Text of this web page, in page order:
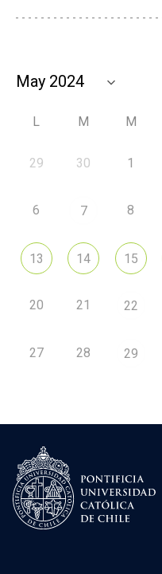
L M M
29 30 1
6 7 8
13 14 15
20 21 22
27 28 29